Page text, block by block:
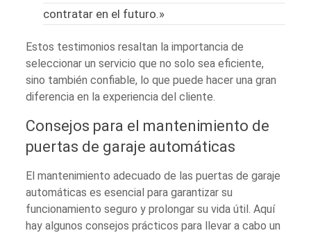
contratar en el futuro.»
Estos testimonios resaltan la importancia de
seleccionar un servicio que no solo sea eficiente,
sino también confiable, lo que puede hacer una gran
diferencia en la experiencia del cliente.
Consejos para el mantenimiento de
puertas de garaje automáticas
El mantenimiento adecuado de las puertas de garaje
automáticas es esencial para garantizar su
funcionamiento seguro y prolongar su vida útil. Aquí
hay algunos consejos prácticos para llevar a cabo un